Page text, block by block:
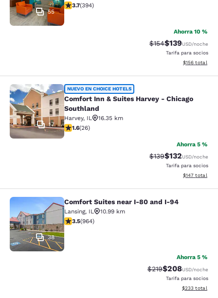
55
calificación de 3.71 estrellas. Bueno. 394 reseñas
3.7(394)
Ahorra 10 %
Precio tachado:
$154Precio con
$139USD/noche
Tarifa para socios
Ver detalles
$156 total
Comfort Inn & Suites Harvey -
17
NUEVO EN CHOICE HOTELS
Comfort Inn & Suites Harvey - Chicago
Southland
Harvey, IL
16.35 km
calificación de 1.65 estrellas. Feria. 26 reseñas
1.6(26)
Ahorra 5 %
Precio tachado:
$139Precio con
$132USD/noche
Tarifa para socios
Ver detalles
$147 total
Comfort Suites near I-80 and I-94
38
Comfort Suites near I-80 and I-94
Lansing, IL
10.99 km
calificación de 3.51 estrellas. Bueno. 964 reseñas
3.5(964)
Ahorra 5 %
Precio tachado:
$219Precio con
$208USD/noche
Tarifa para socios
Ver detalles
$233 total